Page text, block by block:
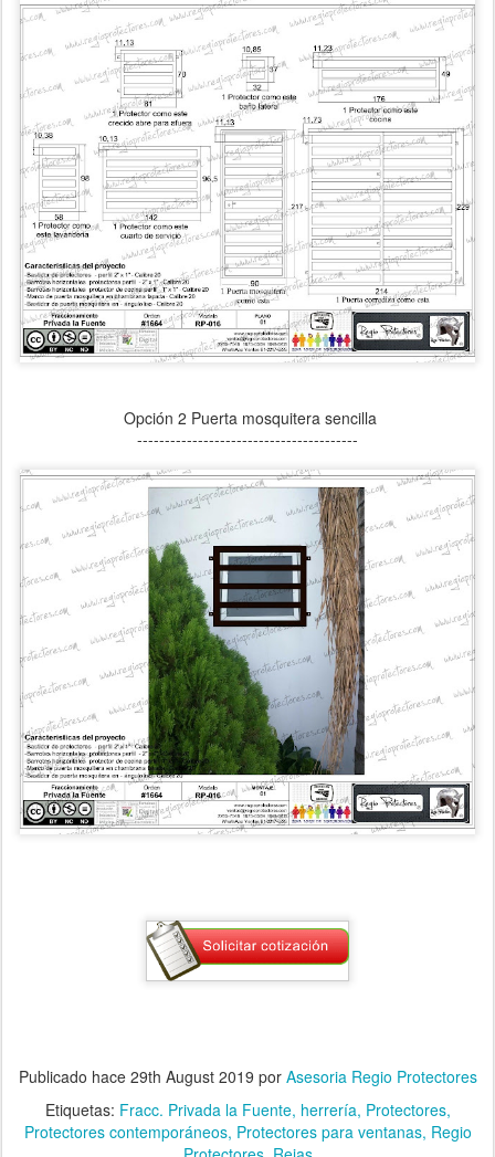
Opción 2 Puerta mosquitera sencilla
----------------------------------------
Publicado hace 29th August 2019 por Asesoria Regio Protectores
Etiquetas: Fracc. Privada la Fuente herrería Protectores
Protectores contemporáneos Protectores para ventanas Regio